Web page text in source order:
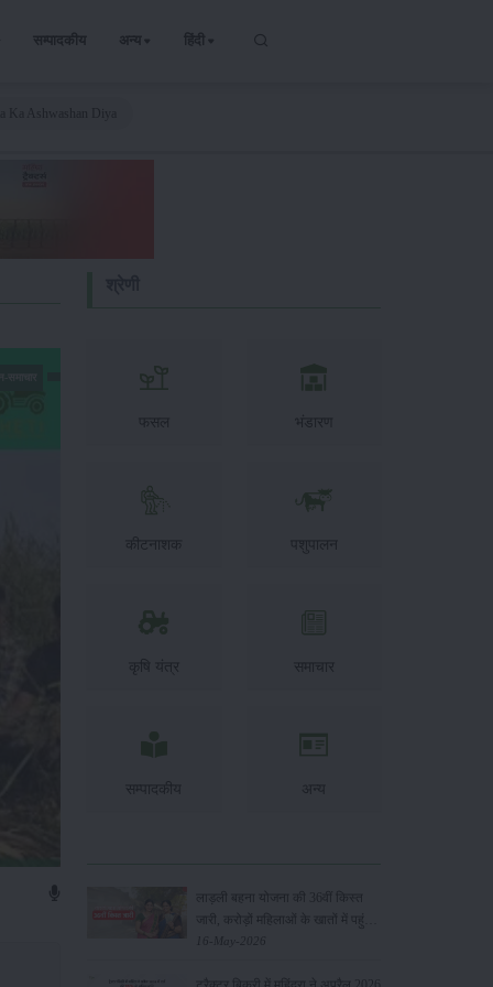
सम्पादकीय अन्य हिंदी
फसल भंडारण
कीटनाशक पशुपालन
कृषि यंत्र समाचार
सम्पादकीय अन्य
लाड़ली बहना योजना की 36वीं किस्त
जारी, करोड़ों महिलाओं के खातों में पहुंचे
1500 रुपये
16-May-2026